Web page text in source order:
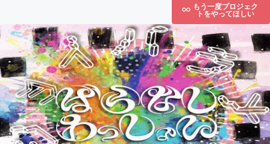
もう一度プロジェク
トをやってほしい